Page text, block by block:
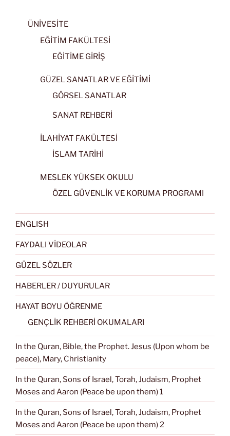
ÜNİVESİTE
EĞİTİM FAKÜLTESİ
EĞİTİME GİRİŞ
GÜZEL SANATLAR VE EĞİTİMİ
GÖRSEL SANATLAR
SANAT REHBERİ
İLAHİYAT FAKÜLTESİ
İSLAM TARİHİ
MESLEK YÜKSEK OKULU
ÖZEL GÜVENLİK VE KORUMA PROGRAMI
ENGLISH
FAYDALI VİDEOLAR
GÜZEL SÖZLER
HABERLER / DUYURULAR
HAYAT BOYU ÖĞRENME
GENÇLİK REHBERİ OKUMALARI
In the Quran, Bible, the Prophet. Jesus (Upon whom be
peace), Mary, Christianity
In the Quran, Sons of Israel, Torah, Judaism, Prophet
Moses and Aaron (Peace be upon them) 1
In the Quran, Sons of Israel, Torah, Judaism, Prophet
Moses and Aaron (Peace be upon them) 2